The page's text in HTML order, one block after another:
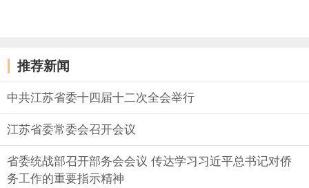
推荐新闻
中共江苏省委十四届十二次全会举行
江苏省委常委会召开会议
省委统战部召开部务会会议 传达学习习近平总书记对侨
务工作的重要指示精神